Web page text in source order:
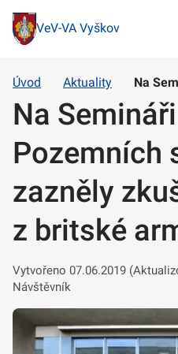
VeV-VA Vyškov
Úvod Aktuality Na
Na
Pozemních
zazněly
z britské
Vytvořeno 07.06.2019
Návštěvník